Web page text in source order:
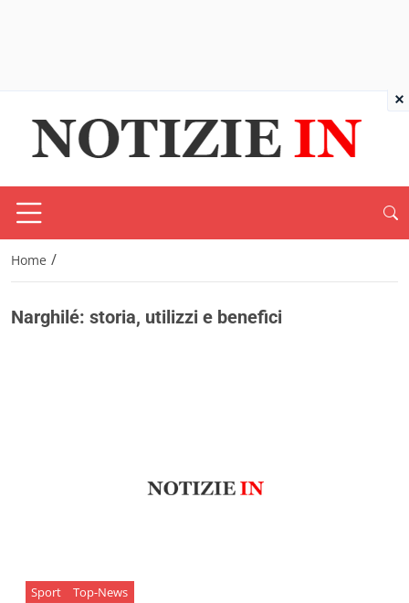
Home /
Narghilé: storia, utilizzi e benefici
Sport Top-News
×